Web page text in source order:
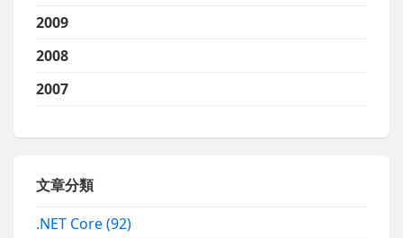
2009
2008
2007
文章分類
.NET Core(92)